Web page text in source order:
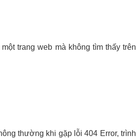
trang web mà không tìm thấy trên
thường khi gặp lỗi 404 Error, trình